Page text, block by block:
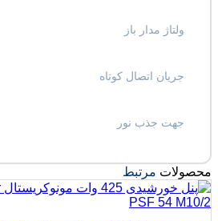
ولتاژ مدار باز
جریان اتصال کوتاه
جهت جذب نور
محصولات مرتبط